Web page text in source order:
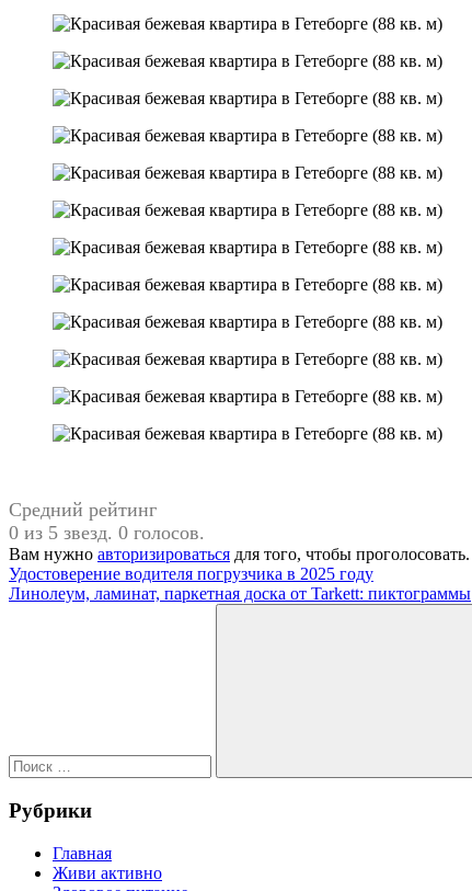
Средний рейтинг
0 из 5 звезд. 0 голосов.
Вам нужно авторизироваться для того, чтобы проголосовать.
бежевый
интерьер
Навигация
по
Предыдущая
запись:
Удостоверение водителя погрузчика в 2025 году
Следующая
Линолеум, ламинат, паркетная доска от Tarkett: пиктограммы
Поиск
Рубрики
Главная
Живи активно